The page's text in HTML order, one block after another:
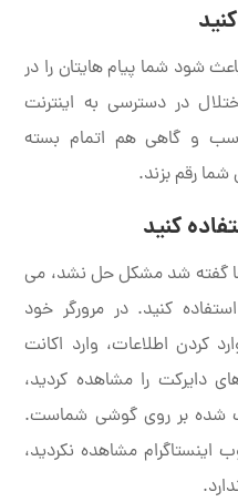
شود شما پیام هایتان را در
در دسترسی به اینترنت
و گاهی هم اتمام بسته
شما رقم بزند.
کنید
گفته شد مشکل حل نشد، می
کنید. در مرورگر خود
کردن اطلاعات، وارد اکانت
دایرکت را مشاهده کردید،
شده بر روی گوشی شماست.
اینستاگرام مشاهده نکردید،